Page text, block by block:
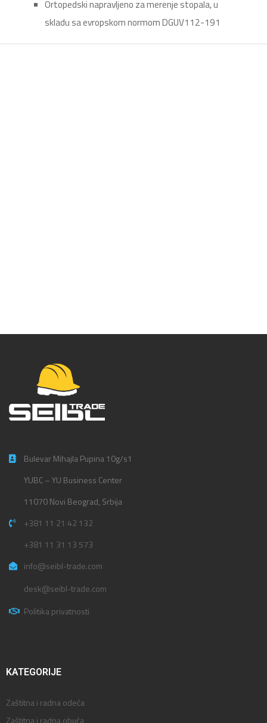
Ortopedski napravljeno za merenje stopala, u
skladu sa evropskom normom DGUV112-191
Bulevar Mihajla Pupina 10g/s1
YUBC – YU Business Center
11070 Novi Beograd, Srbija
+381 11 21 42 132
+381 11 31 13 573
info@seibl-trade.com
desk@seibl-trade.com
Politika privatnosti
KATEGORIJE
Zaštitna i radna odeća
Zaštitna i radna obuća